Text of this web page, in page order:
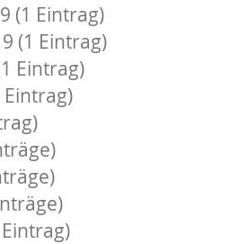
(1 Eintrag)
(1 Eintrag)
Eintrag)